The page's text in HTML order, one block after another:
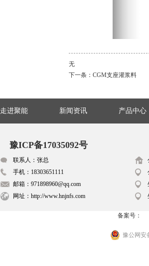
无
下一条： CGM支座灌浆料
走进聚能 新闻资讯 产品中心
豫ICP备17035092号
联系人：张总
手机：18303651111
邮箱：971898960@qq.com
网址：http://www.hnjnfs.com
备案号：
豫公网安